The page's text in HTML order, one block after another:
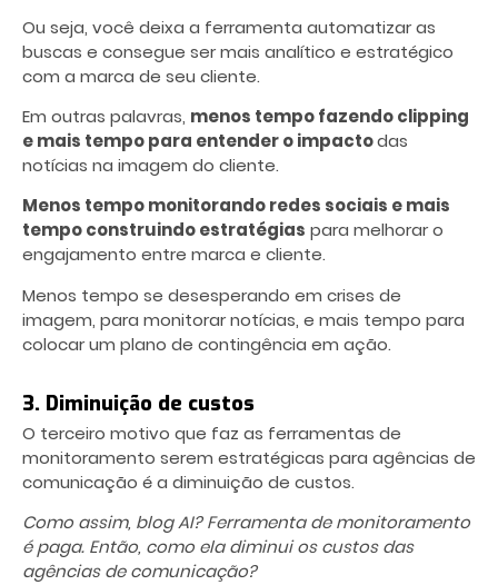
Ou seja, você deixa a ferramenta automatizar as
buscas e consegue ser mais analítico e estratégico
com a marca de seu cliente.
Em outras palavras, menos tempo fazendo clipping
e mais tempo para entender o impactodas
notícias na imagem do cliente.
Menos tempo monitorando redes sociais e mais
tempo construindo estratégias para melhorar o
engajamento entre marca e cliente.
Menos tempo se desesperando em crises de
imagem, para monitorar notícias, e mais tempo para
colocar um plano de contingência em ação.
3. Diminuição de custos
O terceiro motivo que faz as ferramentas de
monitoramento serem estratégicas para agências de
comunicação é a diminuição de custos.
Como assim, blog AI? Ferramenta de monitoramento
é paga. Então, como ela diminui os custos das
agências de comunicação?